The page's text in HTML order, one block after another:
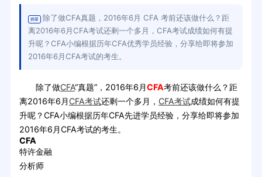
摘要
除了做CFA真题，2016年6月 CFA 考前还该做什么？距
离2016年6月CFA考试还剩一个多月，CFA考试成绩如何有提
升呢？CFA小编根据历年CFA优秀学员经验，分享给即将参加
2016年6月CFA考试的考生。
除了做CFA“真题”，2016年6月CFA考前还该做什么？距
离2016年6月 CFA考试还剩一个多月， CFA考试成绩如何有提
升呢？CFA小编根据历年CFA先进学员经验，分享给即将参加
2016年6月CFA考试的考生。
CFA
特许金融
分析师